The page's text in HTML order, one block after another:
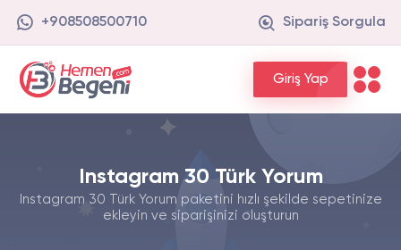
+908508500710 Sipariş Sorgula
Giriş Yap
Instagram 30 Türk Yorum
Instagram 30 Türk Yorum paketini hızlı şekilde sepetinize
ekleyin ve siparişinizi oluşturun